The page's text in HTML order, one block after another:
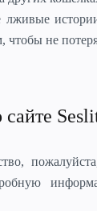
лживые
чтобы не